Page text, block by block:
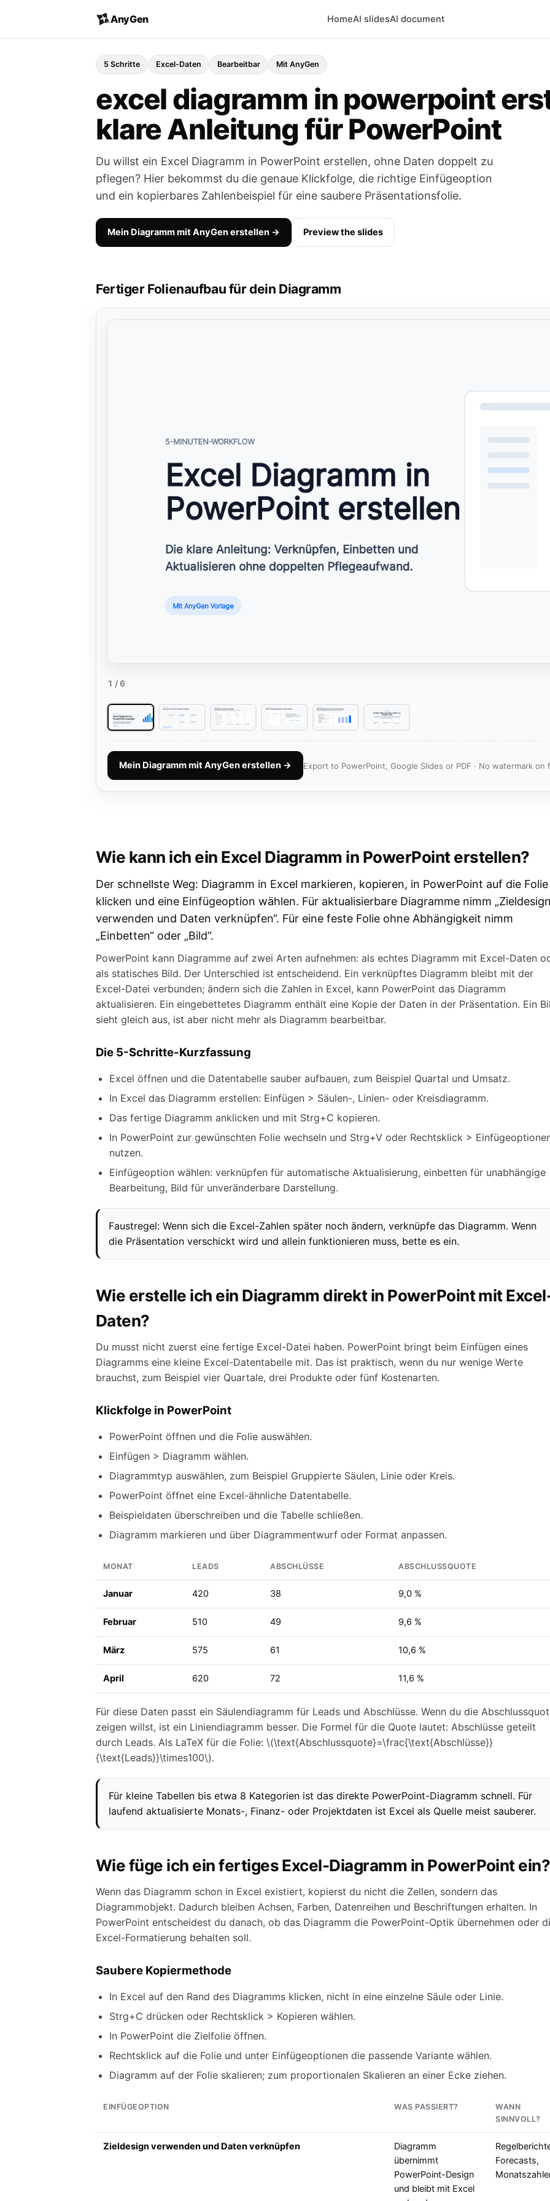
AnyGen HomeAI slidesAI document
5 Schritte Excel-Daten Bearbeitbar Mit AnyGen
excel diagramm in powerpoint
klare Anleitung für PowerPoint
Du willst ein Excel Diagramm in PowerPoint erstellen, ohne Daten doppelt zu
pflegen? Hier bekommst du die genaue Klickfolge, die richtige Einfügeoption
und ein kopierbares Zahlenbeispiel für eine saubere Präsentationsfolie.
Mein Diagramm mit AnyGen erstellen → Preview the slides
Fertiger Folienaufbau für dein Diagramm
1 / 6
Mein Diagramm mit AnyGen erstellen → Export to PowerPoint, Google Slides or PDF · No watermark on
Wie kann ich ein Excel Diagramm in PowerPoint erstellen?
Der schnellste Weg: Diagramm in Excel markieren, kopieren, in PowerPoint auf die Folie
klicken und eine Einfügeoption wählen. Für aktualisierbare Diagramme nimm
verwenden und Daten verknüpfen“. Für eine feste Folie ohne Abhängigkeit nimm
„Einbetten“ oder „Bild“.
PowerPoint kann Diagramme auf zwei Arten aufnehmen: als echtes Diagramm mit Excel-Daten
als statisches Bild. Der Unterschied ist entscheidend. Ein verknüpftes Diagramm bleibt mit der
Excel-Datei verbunden; ändern sich die Zahlen in Excel, kann PowerPoint das Diagramm
aktualisieren. Ein eingebettetes Diagramm enthält eine Kopie der Daten in der Präsentation. Ein
sieht gleich aus, ist aber nicht mehr als Diagramm bearbeitbar.
Die 5-Schritte-Kurzfassung
Excel öffnen und die Datentabelle sauber aufbauen, zum Beispiel Quartal und Umsatz.
In Excel das Diagramm erstellen: Einfügen > Säulen-, Linien- oder Kreisdiagramm.
Das fertige Diagramm anklicken und mit Strg+C kopieren.
In PowerPoint zur gewünschten Folie wechseln und Strg+V oder Rechtsklick >
nutzen.
Einfügeoption wählen: verknüpfen für automatische Aktualisierung, einbetten für unabhängige
Bearbeitung, Bild für unveränderbare Darstellung.
Faustregel: Wenn sich die Excel-Zahlen später noch ändern, verknüpfe das Diagramm. Wenn
die Präsentation verschickt wird und allein funktionieren muss, bette es ein.
Wie erstelle ich ein Diagramm direkt in PowerPoint mit
Daten?
Du musst nicht zuerst eine fertige Excel-Datei haben. PowerPoint bringt beim Einfügen eines
Diagramms eine kleine Excel-Datentabelle mit. Das ist praktisch, wenn du nur wenige Werte
brauchst, zum Beispiel vier Quartale, drei Produkte oder fünf Kostenarten.
Klickfolge in PowerPoint
PowerPoint öffnen und die Folie auswählen.
Einfügen > Diagramm wählen.
Diagrammtyp auswählen, zum Beispiel Gruppierte Säulen, Linie oder Kreis.
PowerPoint öffnet eine Excel-ähnliche Datentabelle.
Beispieldaten überschreiben und die Tabelle schließen.
Diagramm markieren und über Diagrammentwurf oder Format anpassen.
MONAT LEADS ABSCHLÜSSE ABSCHLUSSQUOTE
Januar 420 38 9,0 %
Februar 510 49 9,6 %
März 575 61 10,6 %
April 620 72 11,6 %
Für diese Daten passt ein Säulendiagramm für Leads und Abschlüsse. Wenn du die
zeigen willst, ist ein Liniendiagramm besser. Die Formel für die Quote lautet: Abschlüsse geteilt
durch Leads. Als LaTeX für die Folie: \(\text{Abschlussquote}=\frac{\text{Abschlüsse}}
{\text{Leads}}\times100\).
Für kleine Tabellen bis etwa 8 Kategorien ist das direkte PowerPoint-Diagramm schnell. Für
laufend aktualisierte Monats-, Finanz- oder Projektdaten ist Excel als Quelle meist sauberer.
Wie füge ich ein fertiges Excel-Diagramm in PowerPoint ein?
Wenn das Diagramm schon in Excel existiert, kopierst du nicht die Zellen, sondern das
Diagrammobjekt. Dadurch bleiben Achsen, Farben, Datenreihen und Beschriftungen erhalten. In
PowerPoint entscheidest du danach, ob das Diagramm die PowerPoint-Optik übernehmen oder
Excel-Formatierung behalten soll.
Saubere Kopiermethode
In Excel auf den Rand des Diagramms klicken, nicht in eine einzelne Säule oder Linie.
Strg+C drücken oder Rechtsklick > Kopieren wählen.
In PowerPoint die Zielfolie öffnen.
Rechtsklick auf die Folie und unter Einfügeoptionen die passende Variante wählen.
Diagramm auf der Folie skalieren; zum proportionalen Skalieren an einer Ecke ziehen.
EINFÜGEOPTION WAS PASSIERT?
WANN
SINNVOLL?
Zieldesign verwenden und Daten verknüpfen
Diagramm
übernimmt
PowerPoint-Design
und bleibt mit Excel
Forecasts,